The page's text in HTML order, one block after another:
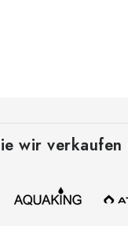
wir verkaufen